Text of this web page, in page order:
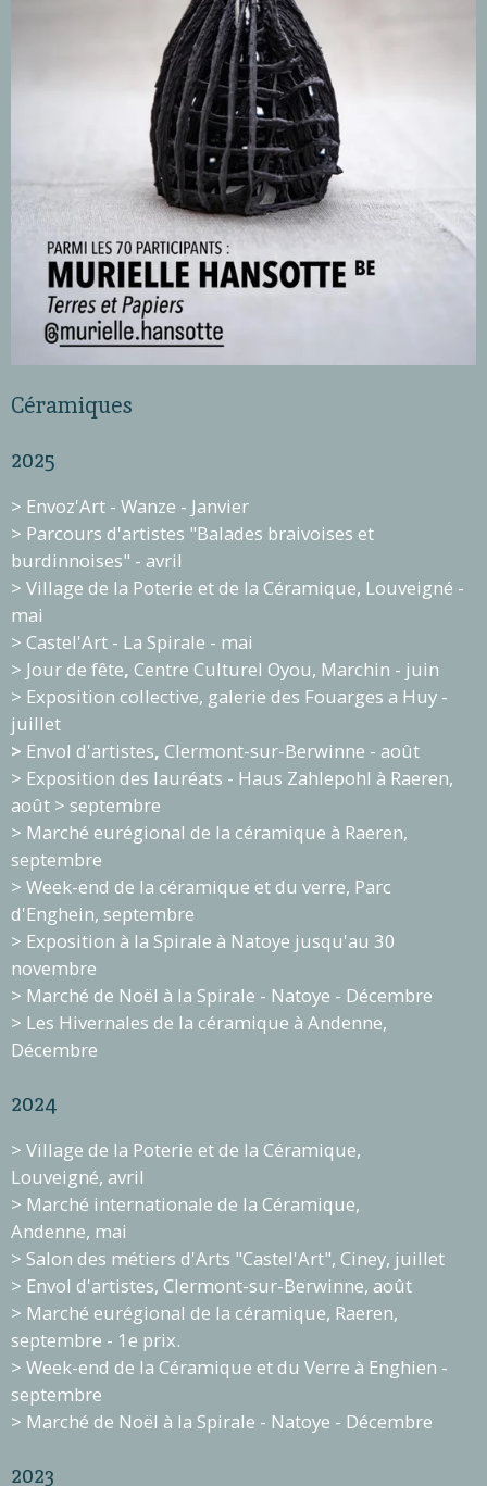
Céramiques
2025
> Envoz'Art - Wanze - Janvier
> Parcours d'artistes "Balades braivoises et
burdinnoises" - avril
> Village de la Poterie et de la Céramique, Louveigné -
mai
> Castel'Art - La Spirale - mai
> Jour de fête, Centre Culturel Oyou, Marchin - juin
> Exposition collective, galerie des Fouarges a Huy -
juillet
> Envol d'artistes, Clermont-sur-Berwinne - août
> Exposition des lauréats - Haus Zahlepohl à Raeren,
août > septembre
> Marché eurégional de la céramique à Raeren,
septembre
> Week-end de la céramique et du verre, Parc
d'Enghein, septembre
> Exposition à la Spirale à Natoye jusqu'au 30
novembre
> Marché de Noël à la Spirale - Natoye - Décembre
> Les Hivernales de la céramique à Andenne,
Décembre
2024
> Village de la Poterie et de la Céramique,
Louveigné, avril
> Marché internationale de la Céramique,
Andenne, mai
> Salon des métiers d'Arts "Castel'Art", Ciney, juillet
> Envol d'artistes, Clermont-sur-Berwinne, août
> Marché eurégional de la céramique, Raeren,
septembre - 1e prix.
> Week-end de la Céramique et du Verre à Enghien -
septembre
> Marché de Noël à la Spirale - Natoye - Décembre
2023